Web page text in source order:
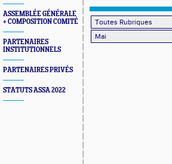
ASSEMBLÉE GÉNÉRALE
+ COMPOSITION COMITÉ
PARTENAIRES
INSTITUTIONNELS
PARTENAIRES PRIVÉS
STATUTS ASSA 2022